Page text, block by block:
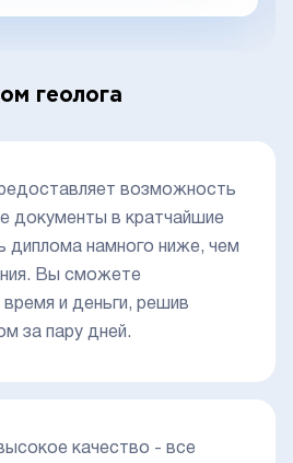
геолога
возможность
документы в кратчайшие
диплома намного ниже, чем
Вы сможете
и деньги, решив
за пару дней.
качество - все